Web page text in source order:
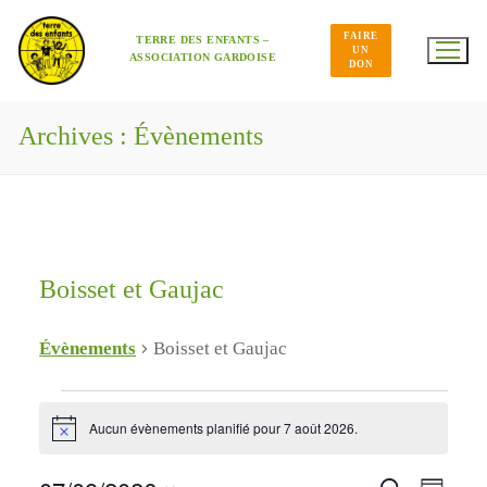
contenu
TERRE DES ENFANTS –
ASSOCIATION GARDOISE
FAIRE
UN
DON
Archives : Évènements
Boisset et Gaujac
Évènements Boisset et Gaujac
forNoticeAucun évènements planifié pour 7 août 2026.